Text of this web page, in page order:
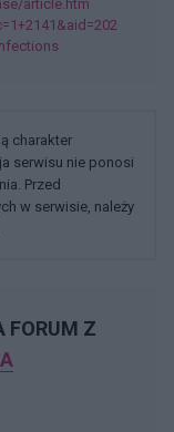
article.htm
charakter
serwisu nie ponosi
Przed
w serwisie, należy
FORUM Z